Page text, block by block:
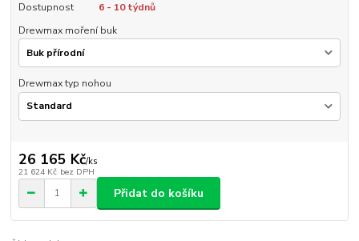
Dostupnost
6 - 10 týdnů
Drewmax moření buk
Drewmax typ nohou
26 165 Kč/ks
21 624 Kč bez DPH
Přidat do košíku